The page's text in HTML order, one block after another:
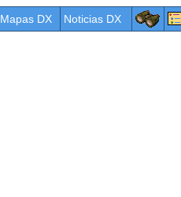
Mapas DX Noticias DX